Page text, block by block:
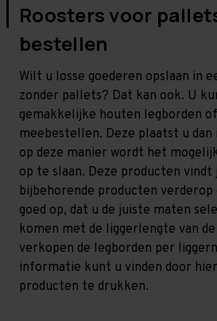
Roosters voor
bestellen
Wilt u losse goederen opslaan in
zonder pallets? Dat kan ook. U
gemakkelijke houten legborden
meebestellen. Deze plaatst u dan
op deze manier wordt het
op te slaan. Deze producten
bijbehorende producten verderop
goed op, dat u de juiste maten
komen met de liggerlengte van
verkopen de legborden per
informatie kunt u vinden door
producten te drukken.